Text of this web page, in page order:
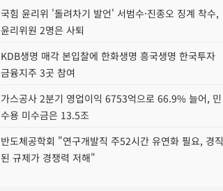
국힘 윤리위 '돌려차기 발언' 서범수·진종오 징계 착수,
윤리위원 2명은 사퇴
KDB생명 매각 본입찰에 한화생명 흥국생명 한국투자
금융지주 3곳 참여
가스공사 2분기 영업이익 6753억으로 66.9% 늘어, 민
수용 미수금은 13.5조
반도체공학회 "연구개발직 주52시간 유연화 필요, 경직
된 규제가 경쟁력 저해"